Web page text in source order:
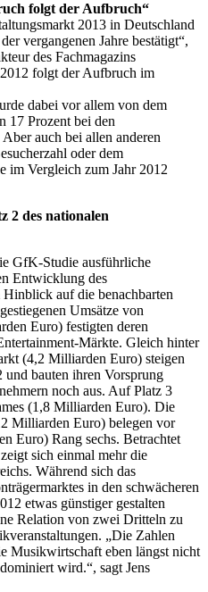
folgt der Aufbruch“
2013 in Deutschland
vergangenen Jahre bestätigt“,
des Fachmagazins
folgt der Aufbruch im
dabei vor allem von dem
17 Prozent bei den
auch bei allen anderen
oder dem
im Vergleich zum Jahr 2012
2 des nationalen
GfK-Studie ausführliche
Entwicklung des
auf die benachbarten
Umsätze von
Euro) festigten deren
Märkte. Gleich hinter
(4,2 Milliarden Euro) steigen
bauten ihren Vorsprung
noch aus. Auf Platz 3
(1,8 Milliarden Euro). Die
Milliarden Euro) belegen vor
Euro) Rang sechs. Betrachtet
sich einmal mehr die
Während sich das
in den schwächeren
etwas günstiger gestalten
Relation von zwei Dritteln zu
„Die Zahlen
Musikwirtschaft eben längst nicht
wird.“, sagt Jens